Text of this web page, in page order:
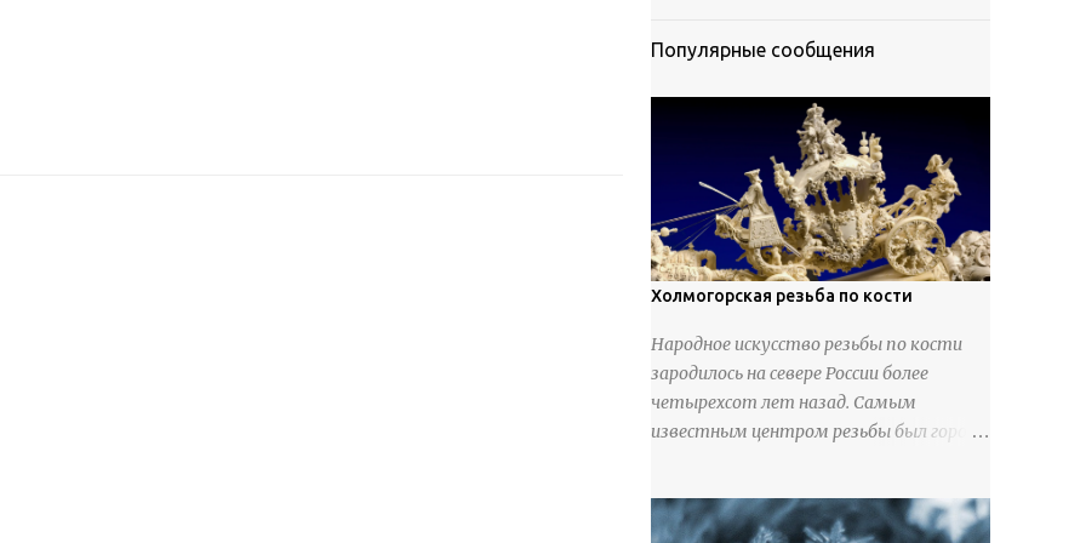
Популярные сообщения
Холмогорская резьба по кости
Народное искусство резьбы по кости
зародилось на севере России более
четырехсот лет назад. Самым
известным центром резьбы был город
служили кости тюленей, рыб и моржей.